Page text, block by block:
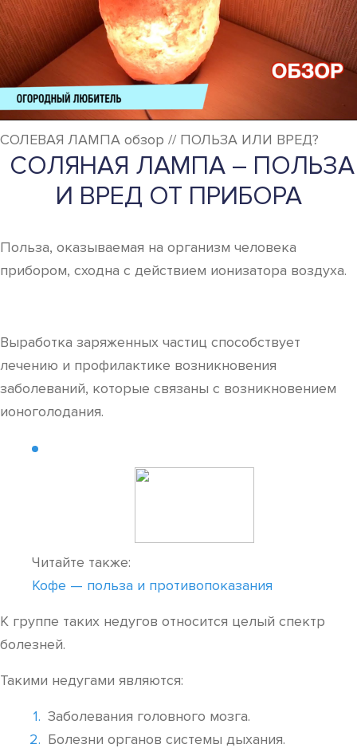
СОЛЕВАЯ ЛАМПА обзор // ПОЛЬЗА ИЛИ ВРЕД?
СОЛЯНАЯ ЛАМПА – ПОЛЬЗА
И ВРЕД ОТ ПРИБОРА
Польза, оказываемая на организм человека
прибором, сходна с действием ионизатора воздуха.
Выработка заряженных частиц способствует
лечению и профилактике возникновения
заболеваний, которые связаны с возникновением
ионоголодания.
Читайте также:
Кофе — польза и противопоказания
К группе таких недугов относится целый спектр
болезней.
Такими недугами являются:
Заболевания головного мозга.
Болезни органов системы дыхания.